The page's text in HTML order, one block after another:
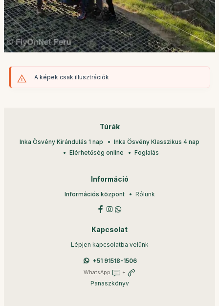
A képek csak illusztrációk
Túrák
Inka Ösvény Kirándulás 1 nap
Inka Ösvény Klasszikus 4 nap
Elérhetőség online
Foglalás
Információ
Információs központ Rólunk
Kapcsolat
Lépjen kapcsolatba velünk
+51 91518-1506
WhatsApp +
Panaszkönyv